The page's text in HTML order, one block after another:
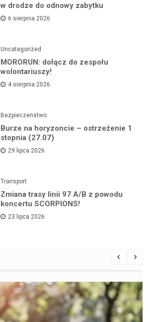
w drodze do odnowy zabytku
6 sierpnia 2026
Uncategorized
MORORUN: dołącz do zespołu
wolontariuszy!
4 sierpnia 2026
Bezpieczeństwo
Burze na horyzoncie – ostrzeżenie 1
stopnia (27.07)
29 lipca 2026
Transport
Zmiana trasy linii 97 A/B z powodu
koncertu SCORPIONS!
23 lipca 2026